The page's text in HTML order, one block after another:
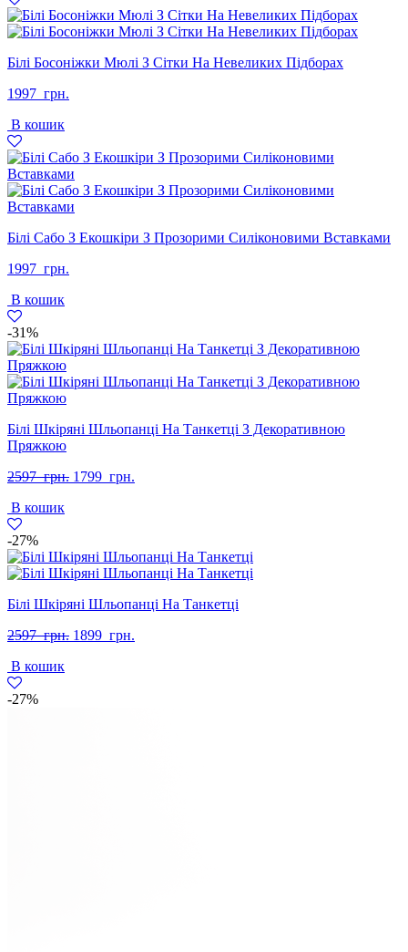
Білі Босоніжки Мюлі З Сітки На Невеликих Підборах
1997 грн.
В кошик
Білі Сабо З Екошкіри З Прозорими Силіконовими Вставками
1997 грн.
В кошик
-31%
Білі Шкіряні Шльопанці На Танкетці З Декоративною
Пряжкою
2597 грн. Оригінальна
1799 грн.
В кошик
-27%
Білі Шкіряні Шльопанці На Танкетці
2597 грн. Оригінальна
1899 грн.
В кошик
-27%